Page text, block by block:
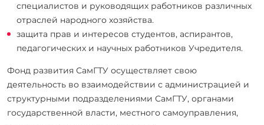
специалистов и руководящих работников различных
отраслей народного хозяйства.
защита прав и интересов студентов, аспирантов,
педагогических и научных работников Учредителя.
Фонд развития СамГТУ осуществляет свою
деятельность во взаимодействии с администрацией и
структурными подразделениями СамГТУ, органами
государственной власти, местного самоуправления,